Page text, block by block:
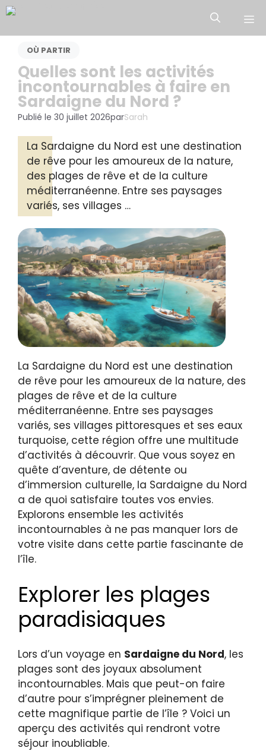
Aller
contenu
OÙ PARTIR
Quelles sont les activités
incontournables à faire en
Sardaigne du Nord ?
Publié le 30 juillet 2026parSarah
La Sardaigne du Nord est une destination
de rêve pour les amoureux de la nature,
des plages de rêve et de la culture
méditerranéenne. Entre ses paysages
variés, ses villages …
La Sardaigne du Nord est une destination
de rêve pour les amoureux de la nature, des
plages de rêve et de la culture
méditerranéenne. Entre ses paysages
variés, ses villages pittoresques et ses eaux
turquoise, cette région offre une multitude
d’activités à découvrir. Que vous soyez en
quête d’aventure, de détente ou
d’immersion culturelle, la Sardaigne du Nord
a de quoi satisfaire toutes vos envies.
Explorons ensemble les activités
incontournables à ne pas manquer lors de
votre visite dans cette partie fascinante de
l’île.
Explorer les plages
paradisiaques
Lors d’un voyage en Sardaigne du Nord, les
plages sont des joyaux absolument
incontournables. Mais que peut-on faire
d’autre pour s’imprégner pleinement de
cette magnifique partie de l’île ? Voici un
aperçu des activités qui rendront votre
séjour inoubliable.